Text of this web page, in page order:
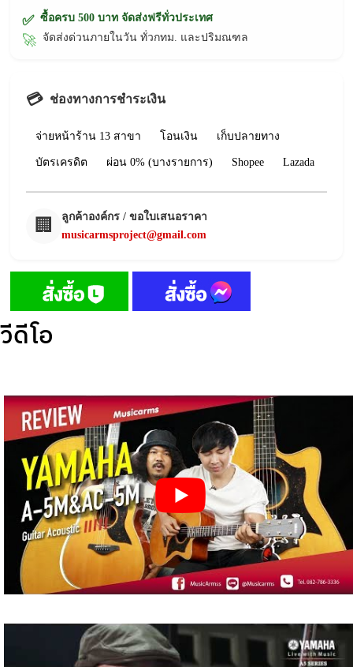
✅ ซื้อครบ 500 บาท จัดส่งฟรีทั่วประเทศ
🚀 จัดส่งด่วนภายในวัน ทั่วกทม. และปริมณฑล
💳 ช่องทางการชำระเงิน
จ่ายหน้าร้าน 13 สาขา โอนเงิน เก็บปลายทาง
บัตรเครดิต ผ่อน 0% (บางรายการ) Shopee Lazada
🏢
ลูกค้าองค์กร / ขอใบเสนอราคา
musicarmsproject@gmail.com
วีดีโอ